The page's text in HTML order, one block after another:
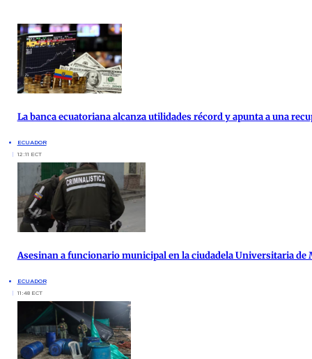
La banca ecuatoriana alcanza utilidades récord y apunta a una
ECUADOR
12:11 ECT
Asesinan a funcionario municipal en la ciudadela Universitaria de
ECUADOR
11:48 ECT